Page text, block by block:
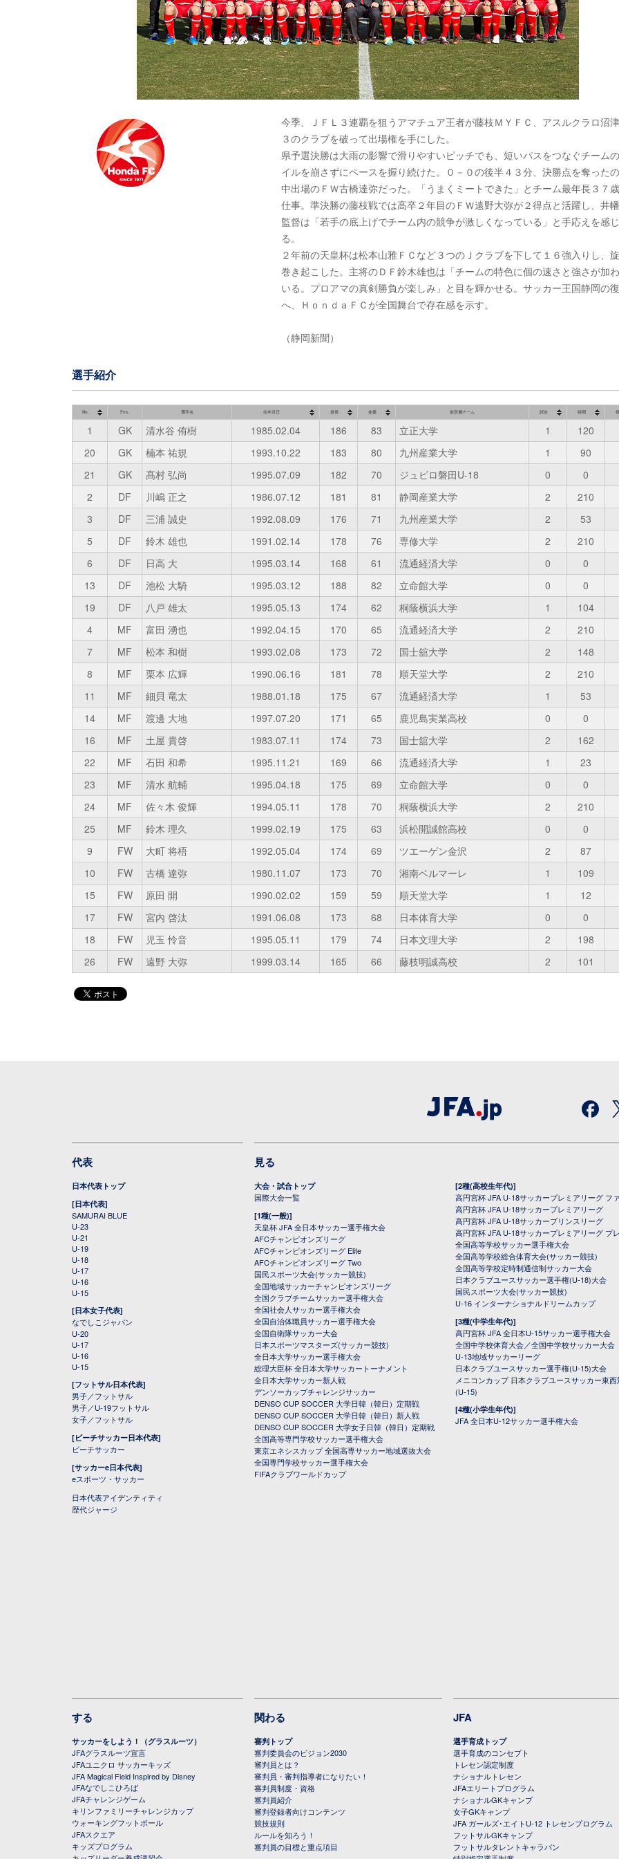
今季、ＪＦＬ３連覇を狙うアマチュア王者が藤枝ＭＹＦＣ、アスルクラロ沼津
３のクラブを破って出場権を手にした。
県予選決勝は大雨の影響で滑りやすいピッチでも、短いパスをつなぐチーム
イルを崩さずにペースを握り続けた。０－０の後半４３分、決勝点を奪った
中出場のＦＷ古橋達弥だった。「うまくミートできた」とチーム最年長３７
仕事。準決勝の藤枝戦では高卒２年目のＦＷ遠野大弥が２得点と活躍し、井
監督は「若手の底上げでチーム内の競争が激しくなっている」と手応えを感
る。
２年前の天皇杯は松本山雅ＦＣなど３つのＪクラブを下して１６強入りし、
巻き起こした。主将のＤＦ鈴木雄也は「チームの特色に個の速さと強さが加
いる。プロアマの真剣勝負が楽しみ」と目を輝かせる。サッカー王国静岡の
へ、ＨｏｎｄａＦＣが全国舞台で存在感を示す。
（静岡新聞）
選手紹介
No. Pos. 選手名 生年月日 身長 体重 前所属チーム 試合 時間
1 GK 清水谷 侑樹 1985.02.04 186 83 立正大学 1 120
20
GK 楠本 祐規 1993.10.22 183 80 九州産業大学 1 90
21
GK 髙村 弘尚 1995.07.09 182 70 ジュビロ磐田U-18 0 0
2
DF 川嶋 正之 1986.07.12 181 81 静岡産業大学 2 210
3
DF 三浦 誠史 1992.08.09 176 71 九州産業大学 2 53
5
DF 鈴木 雄也 1991.02.14 178 76 専修大学 2 210
6
DF 日高 大 1995.03.14 168 61 流通経済大学 0 0
13
DF 池松 大騎 1995.03.12 188 82 立命館大学 0 0
19
DF 八戸 雄太 1995.05.13 174 62 桐蔭横浜大学 1 104
4
MF 富田 湧也 1992.04.15 170 65 流通経済大学 2 210
7
MF 松本 和樹 1993.02.08 173 72 国士舘大学 2 148
8
MF 栗本 広輝 1990.06.16 181 78 順天堂大学 2 210
11
MF 細貝 竜太 1988.01.18 175 67 流通経済大学 1 53
14
MF 渡邊 大地 1997.07.20 171 65 鹿児島実業高校 0 0
16
MF 土屋 貴啓 1983.07.11 174 73 国士舘大学 2 162
22
MF 石田 和希 1995.11.21 169 66 流通経済大学 1 23
23
MF 清水 航輔 1995.04.18 175 69 立命館大学 0 0
24
MF 佐々木 俊輝 1994.05.11 178 70 桐蔭横浜大学 2 210
25
MF 鈴木 理久 1999.02.19 175 63 浜松開誠館高校 0 0
9
FW 大町 将梧 1992.05.04 174 69 ツエーゲン金沢 2 87
10
FW 古橋 達弥 1980.11.07 173 70 湘南ベルマーレ 1 109
15
FW 原田 開 1990.02.02 159 59 順天堂大学 1 12
17
FW 宮内 啓汰 1991.06.08 173 68 日本体育大学 0 0
18
FW 児玉 怜音 1995.05.11 179 74 日本文理大学 2 198
26
FW 遠野 大弥 1999.03.14 165 66 藤枝明誠高校 2 101
代表
日本代表トップ
[日本代表]
SAMURAI BLUE
U-23
U-21
U-19
U-18
U-17
U-16
U-15
[日本女子代表]
なでしこジャパン
U-20
U-17
U-16
U-15
[フットサル日本代表]
男子／フットサル
男子／U-19フットサル
女子／フットサル
[ビーチサッカー日本代表]
ビーチサッカー
[サッカーe日本代表]
eスポーツ・サッカー
日本代表アイデンティティ
歴代ジャージ
見る
大会・試合トップ
国際大会一覧
[1種(一般)]
天皇杯 JFA 全日本サッカー選手権大会
AFCチャンピオンズリーグ
AFCチャンピオンズリーグ Elite
AFCチャンピオンズリーグ Two
国民スポーツ大会(サッカー競技)
全国地域サッカーチャンピオンズリーグ
全国クラブチームサッカー選手権大会
全国社会人サッカー選手権大会
全国自治体職員サッカー選手権大会
全国自衛隊サッカー大会
日本スポーツマスターズ(サッカー競技)
全日本大学サッカー選手権大会
総理大臣杯 全日本大学サッカートーナメント
全日本大学サッカー新人戦
デンソーカップチャレンジサッカー
DENSO CUP SOCCER 大学日韓（韓日）定期戦
DENSO CUP SOCCER 大学日韓（韓日）新人戦
DENSO CUP SOCCER 大学女子日韓（韓日）定期戦
全国高等専門学校サッカー選手権大会
東京エネシスカップ 全国高専サッカー地域選抜大会
全国専門学校サッカー選手権大会
FIFAクラブワールドカップ
[2種(高校生年代)]
高円宮杯 JFA U-18サッカープレミアリーグ フ
高円宮杯 JFA U-18サッカープレミアリーグ
高円宮杯 JFA U-18サッカープリンスリーグ
高円宮杯 JFA U-18サッカープレミアリーグ プ
全国高等学校サッカー選手権大会
全国高等学校総合体育大会(サッカー競技)
全国高等学校定時制通信制サッカー大会
日本クラブユースサッカー選手権(U-18)大会
国民スポーツ大会(サッカー競技)
U-16 インターナショナルドリームカップ
[3種(中学生年代)]
高円宮杯 JFA 全日本U-15サッカー選手権大会
全国中学校体育大会／全国中学校サッカー大会
U-13地域サッカーリーグ
日本クラブユースサッカー選手権(U-15)大会
メニコンカップ 日本クラブユースサッカー東
(U-15)
[4種(小学生年代)]
JFA 全日本U-12サッカー選手権大会
する
サッカーをしよう！（グラスルーツ）
JFAグラスルーツ宣言
JFAユニクロ サッカーキッズ
JFA Magical Field Inspired by Disney
JFAなでしこひろば
JFAチャレンジゲーム
キリンファミリーチャレンジカップ
ウォーキングフットボール
JFAスクエア
キッズプログラム
関わる
審判トップ
審判委員会のビジョン2030
審判員とは？
審判員・審判指導者になりたい！
審判員制度・資格
審判員紹介
審判登録者向けコンテンツ
競技規則
ルールを知ろう！
審判員の目標と重点項目
JFA
選手育成トップ
選手育成のコンセプト
トレセン認定制度
ナショナルトレセン
JFAエリートプログラム
ナショナルGKキャンプ
女子GKキャンプ
JFA ガールズ･エイトU-12 トレセンプログラム
フットサルGKキャンプ
フットサルタレントキャラバン